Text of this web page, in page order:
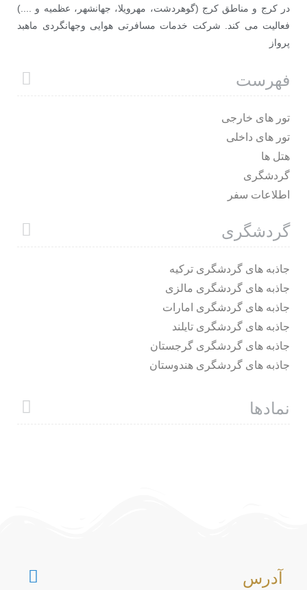
در کرج و مناطق کرج (گوهردشت، مهرویلا، جهانشهر، عظمیه و ....)
فعالیت می کند. شرکت خدمات مسافرتی هوایی وجهانگردی ماهبد
پرواز
فهرست
تور های خارجی
تور های داخلی
هتل ها
گردشگری
اطلاعات سفر
گردشگری
جاذبه های گردشگری ترکیه
جاذبه های گردشگری مالزی
جاذبه های گردشگری امارات
جاذبه های گردشگری تایلند
جاذبه های گردشگری گرجستان
جاذبه های گردشگری هندوستان
نمادها
آدرس